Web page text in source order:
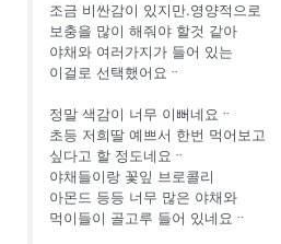
조금 비싼감이 있지만.영양적으로
보충을 많이 해줘야 할것 같아
야채와 여러가지가 들어 있는
이걸로 선택했어요ᆢ
정말 색감이 너무 이뻐네요ᆢ
초등 저희딸 예쁘서 한번 먹어보고
싶다고 할 정도네요ᆢ
야채들이랑 꽃잎 브로콜리
아몬드 등등 너무 많은 야채와
먹이들이 골고루 들어 있네요ᆢ